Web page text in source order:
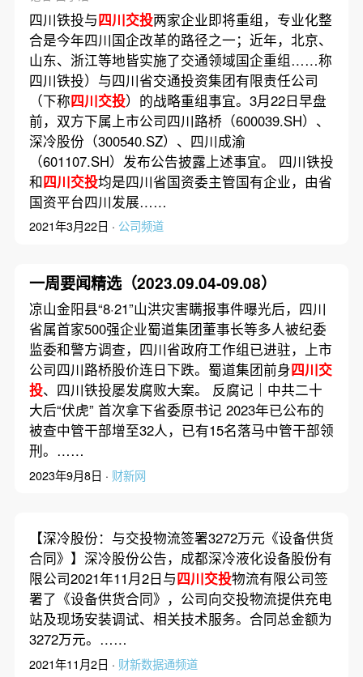
四川铁投与四川交投两家企业即将重组，专业化整
合是今年四川国企改革的路径之一；近年，北京、
山东、浙江等地皆实施了交通领域国企重组……称
四川铁投）与四川省交通投资集团有限责任公司
（下称四川交投）的战略重组事宜。3月22日早盘
前，双方下属上市公司四川路桥（600039.SH）、
深冷股份（300540.SZ）、四川成渝
（601107.SH）发布公告披露上述事宜。 四川铁投
和四川交投均是四川省国资委主管国有企业，由省
国资平台四川发展……
2021年3月22日 · 公司频道
一周要闻精选（2023.09.04-09.08）
凉山金阳县“8·21”山洪灾害瞒报事件曝光后，四川
省属首家500强企业蜀道集团董事长等多人被纪委
监委和警方调查，四川省政府工作组已进驻，上市
公司四川路桥股价连日下跌。蜀道集团前身四川交
投、四川铁投屡发腐败大案。 反腐记｜中共二十
大后“伏虎” 首次拿下省委原书记 2023年已公布的
被查中管干部增至32人，已有15名落马中管干部领
刑。……
2023年9月8日 · 财新网
【深冷股份：与交投物流签署3272万元《设备供货
合同》】深冷股份公告，成都深冷液化设备股份有
限公司2021年11月2日与四川交投物流有限公司签
署了《设备供货合同》，公司向交投物流提供充电
站及现场安装调试、相关技术服务。合同总金额为
3272万元。……
2021年11月2日 · 财新数据通频道